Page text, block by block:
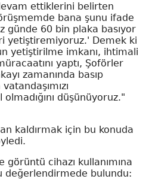
ettiklerini belirten
bana şunu ifade
günde 60 bin plaka basıyor
yetiştiremiyoruz.' Demek ki
yetiştirilme imkanı, ihtimali
yaptı, Şoförler
zamanında basıp
düşünüyoruz."
kaldırmak için bu konuda
cihazı kullanımına
değerlendirmede bulundu: